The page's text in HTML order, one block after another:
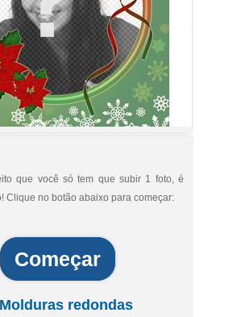
que você só tem que subir 1 foto, é
Clique no botão abaixo para começar:
Começar
redondas